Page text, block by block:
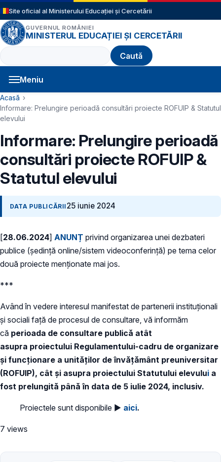
Sari la conținutul principal
Site oficial al Ministerului Educației și Cercetării
GUVERNUL ROMÂNIEI
MINISTERUL EDUCAȚIEI ȘI CERCETĂRII
Caută
Meniu
Navigație principală
Cale de navigare
Acasă
Informare: Prelungire perioadă consultări proiecte ROFUIP & Statutul
elevului
Informare: Prelungire perioadă
consultări proiecte ROFUIP &
Statutul elevului
DATA PUBLICĂRII 25 iunie 2024
[28.06.2024] ANUNȚ privind organizarea unei dezbateri
publice (ședință online/sistem videoconferință) pe tema celor
două proiecte menționate mai jos.
***
Având în vedere interesul manifestat de partenerii instituționali
și sociali față de procesul de consultare, vă informăm
că perioada de consultare publică atât
asupra proiectului Regulamentului-cadru de organizare
şi funcţionare a unităţilor de învăţământ preuniversitar
(ROFUIP), cât și asupra proiectului Statutului elevului a
fost prelungită până în data de 5 iulie 2024, inclusiv.
Proiectele sunt disponibile ► aici.
7 views